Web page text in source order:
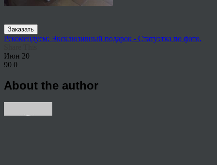
Заказать
Рекомендуем: Эксклюзивный подарок - Статуэтка по фото.
Июн 20
90 0
About the author